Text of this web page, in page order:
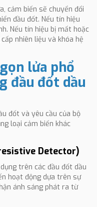
cảm biến sẽ chuyển đổi
đầu đốt. Nếu tín hiệu
Nếu tín hiệu bị mất hoặc
nhiên liệu và khóa hệ
lửa phổ
đầu đốt dầu
đốt và yêu cầu của bộ
loại cảm biến khác
Detector)
trên các đầu đốt dầu
hoạt động dựa trên sự
ánh sáng phát ra từ